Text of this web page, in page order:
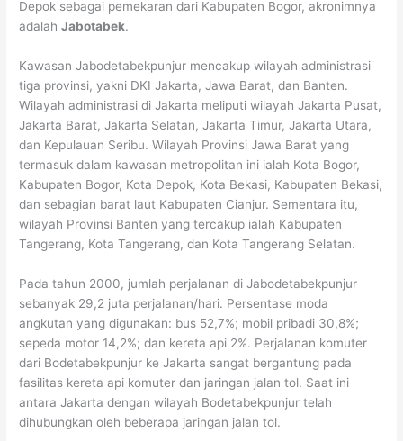
Depok sebagai pemekaran dari Kabupaten Bogor, akronimnya
adalahJabotabek.
Kawasan Jabodetabekpunjur mencakup wilayah administrasi
tiga provinsi, yakni DKI Jakarta, Jawa Barat, dan Banten.
Wilayah administrasi di Jakarta meliputi wilayah Jakarta Pusat,
Jakarta Barat, Jakarta Selatan, Jakarta Timur, Jakarta Utara,
dan Kepulauan Seribu. Wilayah Provinsi Jawa Barat yang
termasuk dalam kawasan metropolitan ini ialah Kota Bogor,
Kabupaten Bogor, Kota Depok, Kota Bekasi, Kabupaten Bekasi,
dan sebagian barat laut Kabupaten Cianjur. Sementara itu,
wilayah Provinsi Banten yang tercakup ialah Kabupaten
Tangerang, Kota Tangerang, dan Kota Tangerang Selatan.
Pada tahun 2000, jumlah perjalanan di Jabodetabekpunjur
sebanyak 29,2 juta perjalanan/hari. Persentase moda
angkutan yang digunakan: bus 52,7%; mobil pribadi 30,8%;
sepeda motor 14,2%; dan kereta api 2%. Perjalanan komuter
dari Bodetabekpunjur ke Jakarta sangat bergantung pada
fasilitas kereta api komuter dan jaringan jalan tol. Saat ini
antara Jakarta dengan wilayah Bodetabekpunjur telah
dihubungkan oleh beberapa jaringan jalan tol.